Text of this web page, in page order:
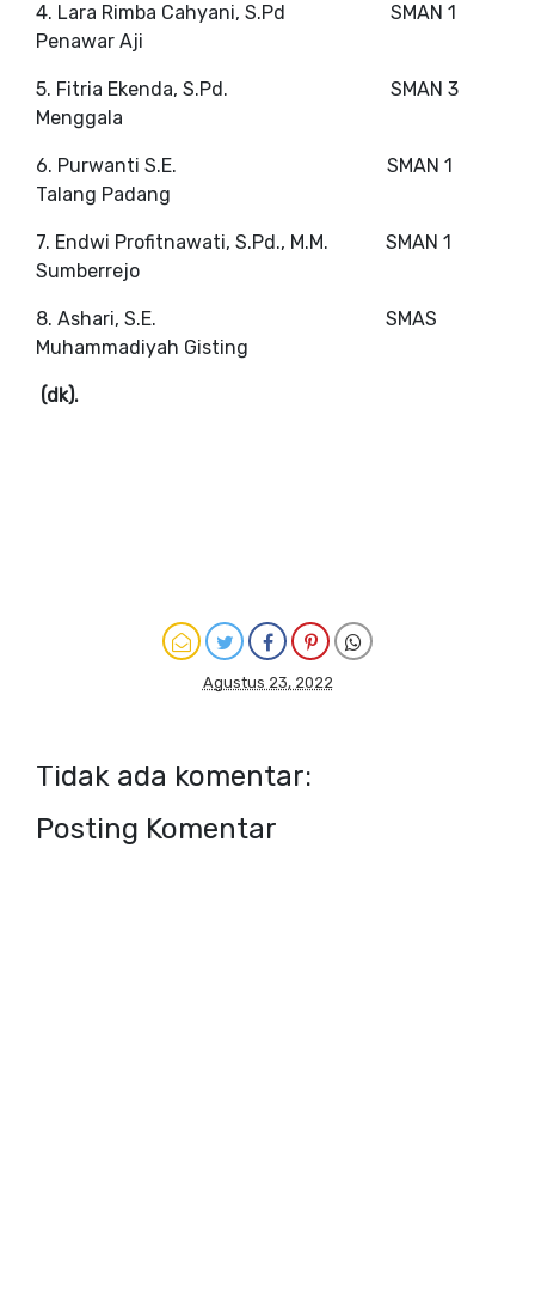
4. Lara Rimba Cahyani, S.Pd
SMAN 1
Penawar Aji
5. Fitria Ekenda, S.Pd.
SMAN 3
Menggala
6. Purwanti S.E.
SMAN 1
Talang Padang
7. Endwi Profitnawati, S.Pd., M.M.
SMAN 1
Sumberrejo
8. Ashari, S.E.
SMAS
Muhammadiyah Gisting
(dk).
Agustus 23, 2022
Tidak ada komentar:
Posting Komentar